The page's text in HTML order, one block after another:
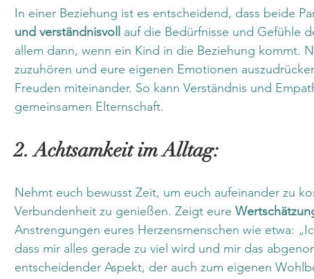
In einer Beziehung ist es entscheidend, dass beide
und verständnisvoll auf die Bedürfnisse und Gefühle
allem dann, wenn ein Kind in die Beziehung kommt.
zuzuhören und eure eigenen Emotionen
Freuden miteinander. So kann Verständnis und
gemeinsamen Elternschaft.
2. Achtsamkeit im Alltag:
Nehmt euch bewusst Zeit, um euch aufeinander zu
Verbundenheit zu genießen. Zeigt eure
Anstrengungen eures Herzensmenschen wie etwa:
dass mir alles gerade zu viel wird und mir das
entscheidender Aspekt, der auch zum eigenen